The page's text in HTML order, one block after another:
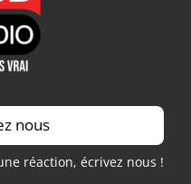
nous
réaction, écrivez nous !